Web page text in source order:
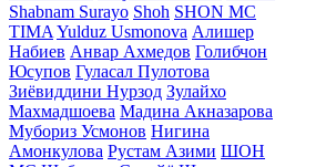
Shabnam Surayo Shoh SHON MC
TIMA Yulduz Usmonova Алишер
Набиев Анвар Ахмедов Голибчон
Юсупов Гуласал Пулотова
Зиёвиддини Нурзод Зулайхо
Махмадшоева Мадина Акназарова
Мубориз Усмонов Нигина
Амонкулова Рустам Азими ШОН